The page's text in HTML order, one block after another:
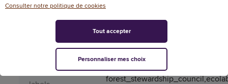
Compostable
ressource
renouvelable
Oui
Normes et
Consulter notre politique de cookies
Personnaliser mes choix
Tout accepter